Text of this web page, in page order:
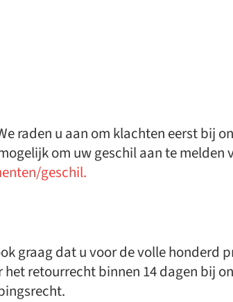
raden u aan om klachten eerst bij
om uw geschil aan te melden
geschil.
graag dat u voor de volle honderd
retourrecht binnen 14 dagen bij